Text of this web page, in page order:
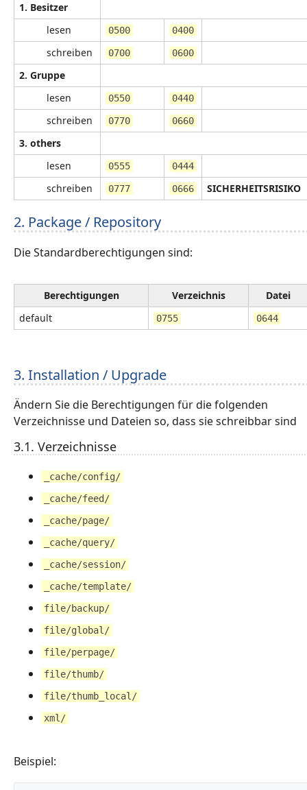
1. Besitzer
lesen
0500 0400
schreiben 0700 0600
2. Gruppe
lesen
0550 0440
schreiben 0770 0660
3. others
lesen
0555 0444
schreiben 0777 0666 SICHERHEITSRISIKO
2. Package / Repository
Die Standardberechtigungen sind:
Berechtigungen Verzeichnis
Datei
default
0755 0644
3. Installation / Upgrade
Ändern Sie die Berechtigungen für die folgenden
Verzeichnisse und Dateien so, dass sie schreibbar sind
3.1. Verzeichnisse
_cache/config/
_cache/feed/
_cache/page/
_cache/query/
_cache/session/
_cache/template/
file/backup/
file/global/
file/perpage/
file/thumb/
file/thumb_local/
xml/
Beispiel: